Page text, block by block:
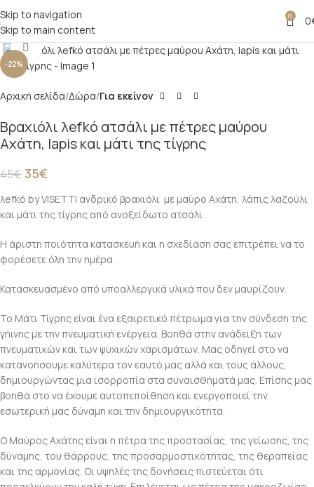
Skip to navigation
Skip to main content
0 0
-22%
Click to enlarge
Αρχική σελίδα Δώρα Για εκείνον
Βραχιόλι λefkό ατσάλι με πέτρες μαύρου
Αχάτη, lapis και μάτι της τίγρης
45€35€
λefkό by VISETTI ανδρικό βραχιόλι με μαύρο Αχάτη, λάπις λαζούλι
και μάτι της τίγρης από ανοξείδωτο ατσάλι .
Η άριστη ποιότητα κατασκευή και η σχεδίαση σας επιτρέπει να το
φορέσετε όλη την ημέρα.
Κατασκευασμένο από υποαλλεργικά υλικά που δεν μαυρίζουν.
Το Μάτι Τίγρης είναι ένα εξαιρετικό πέτρωμα για την σύνδεση της
γήινης με την πνευματική ενέργεια. Βοηθά στην ανάδειξη των
πνευματικών και των ψυχικών χαρισμάτων. Μας οδηγεί στο να
κατανοήσουμε καλύτερα τον εαυτό μας αλλά και τους άλλους,
δημιουργώντας μια ισορροπία στα συναισθήματά μας. Επίσης μας
βοηθά στο να έχουμε αυτοπεποίθηση και ενεργοποιεί την
εσωτερική μας δύναμη και την δημιουργικότητα.
Ο Μαύρος Αχάτης είναι η πέτρα της προστασίας, της γείωσης, της
δύναμης, του θάρρους, της προσαρμοστικότητας, της θεραπείας
και της αρμονίας. Οι υψηλές της δονήσεις πιστεύεται ότι